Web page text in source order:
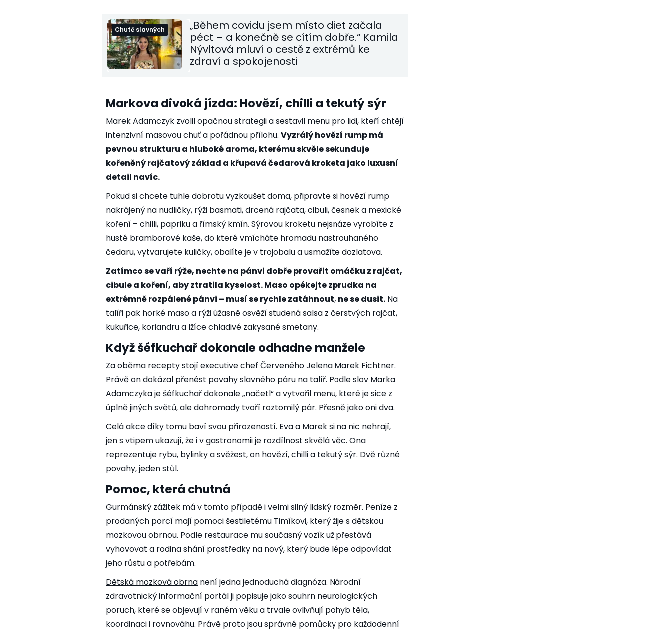
Chutě slavných
„Během covidu jsem místo diet začala
péct – a konečně se cítím dobře.“ Kamila
Nývltová mluví o cestě z extrémů ke
zdraví a spokojenosti
Markova divoká jízda: Hovězí, chilli a tekutý sýr
Marek Adamczyk zvolil opačnou strategii a sestavil menu pro lidi, kteří chtějí
intenzivní masovou chuť a pořádnou přílohu. Vyzrálý hovězí rump má
pevnou strukturu a hluboké aroma, kterému skvěle sekunduje
kořeněný rajčatový základ a křupavá čedarová kroketa jako luxusní
detail navíc.
Pokud si chcete tuhle dobrotu vyzkoušet doma, připravte si hovězí rump
nakrájený na nudličky, rýži basmati, drcená rajčata, cibuli, česnek a mexické
koření – chilli, papriku a římský kmín. Sýrovou kroketu nejsnáze vyrobíte z
husté bramborové kaše, do které vmícháte hromadu nastrouhaného
čedaru, vytvarujete kuličky, obalíte je v trojobalu a usmažíte dozlatova.
Zatímco se vaří rýže, nechte na pánvi dobře provařit omáčku z rajčat,
cibule a koření, aby ztratila kyselost. Maso opékejte zprudka na
extrémně rozpálené pánvi – musí se rychle zatáhnout, ne se dusit. Na
talíři pak horké maso a rýži úžasně osvěží studená salsa z čerstvých rajčat,
kukuřice, koriandru a lžíce chladivé zakysané smetany.
Když šéfkuchař dokonale odhadne manžele
Za oběma recepty stojí executive chef Červeného Jelena Marek Fichtner.
Právě on dokázal přenést povahy slavného páru na talíř. Podle slov Marka
Adamczyka je šéfkuchař dokonale „načetl“ a vytvořil menu, které je sice z
úplně jiných světů, ale dohromady tvoří roztomilý pár. Přesně jako oni dva.
Celá akce díky tomu baví svou přirozeností. Eva a Marek si na nic nehrají,
jen s vtipem ukazují, že i v gastronomii je rozdílnost skvělá věc. Ona
reprezentuje rybu, bylinky a svěžest, on hovězí, chilli a tekutý sýr. Dvě různé
povahy, jeden stůl.
Pomoc, která chutná
Gurmánský zážitek má v tomto případě i velmi silný lidský rozměr. Peníze z
prodaných porcí mají pomoci šestiletému Timíkovi, který žije s dětskou
mozkovou obrnou. Podle restaurace mu současný vozík už přestává
vyhovovat a rodina shání prostředky na nový, který bude lépe odpovídat
jeho růstu a potřebám.
Dětská mozková obrna není jedna jednoduchá diagnóza. Národní
zdravotnický informační portál ji popisuje jako souhrn neurologických
poruch, které se objevují v raném věku a trvale ovlivňují pohyb těla,
koordinaci i rovnováhu. Právě proto jsou správné pomůcky pro každodenní